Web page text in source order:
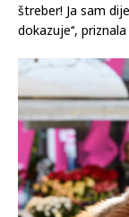
štreber! Ja sam
dokazuje‘‘,